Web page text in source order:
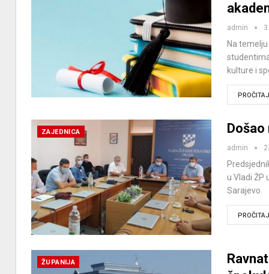
admin
Na
kulture i
ZAJEDNICA
admin
u Vladi ŽP
Sarajevo.
ŽUPANIJA